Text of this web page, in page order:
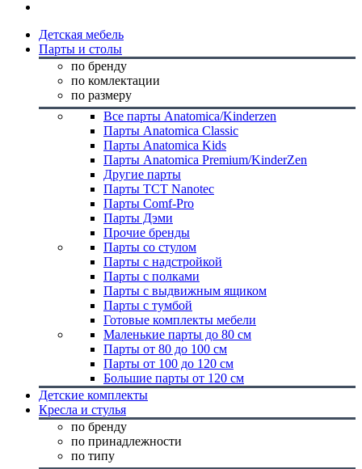
Детская мебель
Парты и столы
по бренду
по комлектации
по размеру
Все парты Anatomica/Kinderzen
Парты Anatomica Classic
Парты Anatomica Kids
Парты Anatomica Premium/KinderZen
Другие парты
Парты TCT Nanotec
Парты Comf-Pro
Парты Дэми
Прочие бренды
Парты со стулом
Парты с надстройкой
Парты с полками
Парты с выдвижным ящиком
Парты с тумбой
Готовые комплекты мебели
Маленькие парты до 80 см
Парты от 80 до 100 см
Парты от 100 до 120 см
Большие парты от 120 см
Детские комплекты
Кресла и стулья
по бренду
по принадлежности
по типу